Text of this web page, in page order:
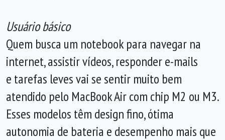
Usuário básico
Quem busca um notebook para navegar na
internet, assistir vídeos, responder e-mails
e tarefas leves vai se sentir muito bem
atendido pelo MacBook Air com chip M2 ou M3.
Esses modelos têm design fino, ótima
autonomia de bateria e desempenho mais que